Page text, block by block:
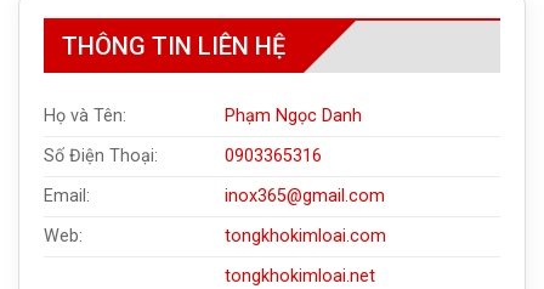
THÔNG TIN LIÊN HỆ
Họ và Tên:
Phạm Ngọc Danh
Số Điện Thoại:
0903365316
Email:
inox365@gmail.com
Web:
tongkhokimloai.com
tongkhokimloai.net